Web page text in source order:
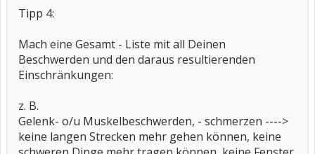
Tipp 4:
Mach eine Gesamt - Liste mit all Deinen
Beschwerden und den daraus resultierenden
Einschränkungen:
z. B.
Gelenk- o/u Muskelbeschwerden, - schmerzen ---->
keine langen Strecken mehr gehen können, keine